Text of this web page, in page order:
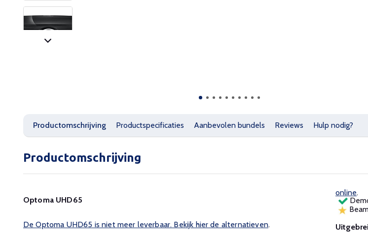
Productomschrijving Productspecificaties Aanbevolen bundels Reviews Hulp nodig?
Productomschrijving
Optoma UHD65
De Optoma UHD65 is niet meer leverbaar. Bekijk hier de alternatieven.
online.